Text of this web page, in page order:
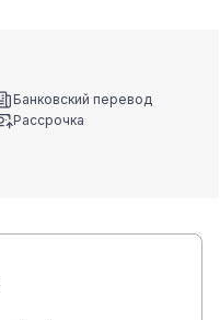
Банковский перевод
Рассрочка